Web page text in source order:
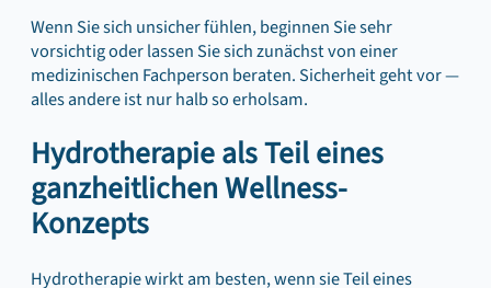
Wenn Sie sich unsicher fühlen, beginnen Sie sehr
vorsichtig oder lassen Sie sich zunächst von einer
medizinischen Fachperson beraten. Sicherheit geht vor —
alles andere ist nur halb so erholsam.
Hydrotherapie als Teil eines
ganzheitlichen Wellness-
Konzepts
Hydrotherapie wirkt am besten, wenn sie Teil eines